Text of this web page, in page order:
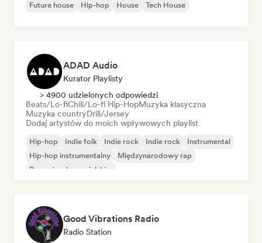
Future house
Hip-hop House Tech House
ADAD Audio
Kurator Playlisty
> 4900 udzielonych odpowiedzi
Beats/Lo-fiChill/Lo-fi Hip-HopMuzyka klasyczna
Muzyka countryDrill/Jersey
Dodaj artystów do moich wpływowych playlist
Hip-hop Indie folk Indie rock Indie rock
Instrumental
Hip-hop instrumentalny
Międzynarodowy rap
Rap w języku angielskim
Good Vibrations Radio
Radio Station